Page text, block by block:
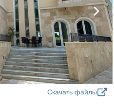
Скачать файлы